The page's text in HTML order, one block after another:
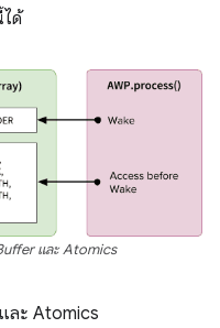
ด้
และ Atomics
ละ Atomics